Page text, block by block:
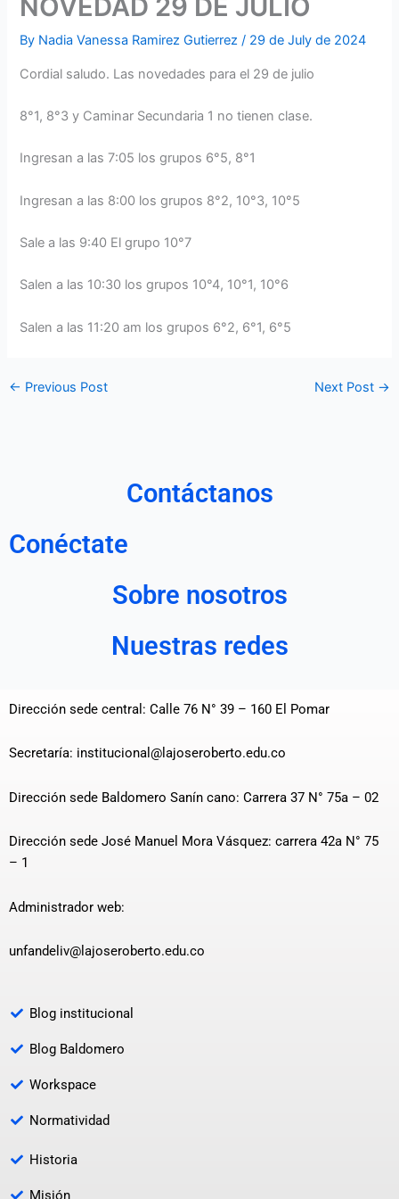
NOVEDAD 29 DE JULIO
By Nadia Vanessa Ramirez Gutierrez/ 29 de July de 2024
Cordial saludo. Las novedades para el 29 de julio
8°1, 8°3 y Caminar Secundaria 1 no tienen clase.
Ingresan a las 7:05 los grupos 6°5, 8°1
Ingresan a las 8:00 los grupos 8°2, 10°3, 10°5
Sale a las 9:40 El grupo 10°7
Salen a las 10:30 los grupos 10°4, 10°1, 10°6
Salen a las 11:20 am los grupos 6°2, 6°1, 6°5
← Previous Post Next Post →
Contáctanos
Conéctate
Sobre nosotros
Nuestras redes
Dirección sede central: Calle 76 N° 39 – 160 El Pomar
Secretaría: institucional@lajoseroberto.edu.co
Dirección sede Baldomero Sanín cano: Carrera 37 N° 75a – 02
Dirección sede José Manuel Mora Vásquez: carrera 42a N° 75
– 1
Administrador web:
unfandeliv@lajoseroberto.edu.co
Blog institucional
Blog Baldomero
Workspace
Normatividad
Historia
Misión